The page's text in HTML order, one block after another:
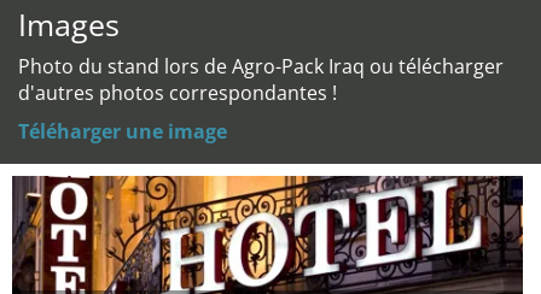
Images
Photo du stand lors de Agro-Pack Iraq ou télécharger
d'autres photos correspondantes !
Téléharger une image